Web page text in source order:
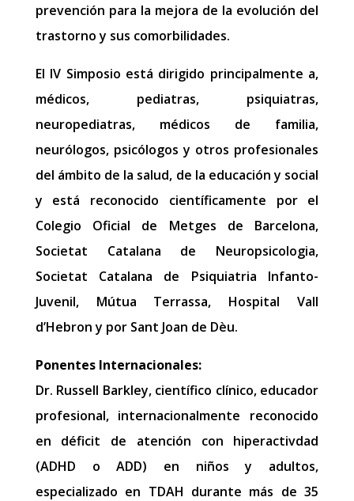
prevención para la mejora de la evolución del
trastorno y sus comorbilidades.
El IV Simposio está dirigido principalmente a,
médicos, pediatras, psiquiatras,
neuropediatras, médicos de familia,
neurólogos, psicólogos y otros profesionales
del ámbito de la salud, de la educación y social
y está reconocido científicamente por el
Colegio Oficial de Metges de Barcelona,
Societat Catalana de Neuropsicologia,
Societat Catalana de Psiquiatria Infanto-
Juvenil, Mútua Terrassa, Hospital Vall
d’Hebron y por Sant Joan de Dèu.
Ponentes Internacionales:
Dr. Russell Barkley, científico clínico, educador
profesional, internacionalmente reconocido
en déficit de atención con hiperactivdad
(ADHD o ADD) en niños y adultos,
especializado en TDAH durante más de 35